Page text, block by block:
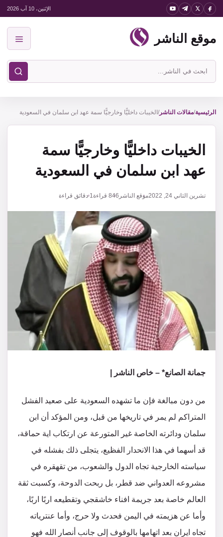
انتقل
المحتوى
الإثنين، 10 آب 2026
موقع الناشر
ابحث
في
الناشر
الرئيسية/مقالات الناشر/ الخيبات داخليًّا وخارجيًّا سمة عهد ابن سلمان في السعودية
الخيبات داخليًّا وخارجيًّا سمة
عهد ابن سلمان في السعودية
تشرين الثاني 24, 2022 موقع الناشر 846 قراءة1 دقائق قراءة
جمانة الصانع* – خاص الناشر |
من دون مبالغة فإن ما تشهده السعودية على صعيد الفشل
المتراكم لم يمر في تاريخها من قبل، ومن المؤكد أن ابن
سلمان ودائرته الخاصة غير المتورعة عن ارتكاب اية حماقة،
قد أسهما في هذا الانحدار الفظيع، يتجلى ذلك بفشله في
سياسته الخارجية تجاه الدول والشعوب، من تقهقره في
مشروعه العدواني ضد قطر، بل ربحت الدوحة، وكسبت ثقة
العالم خاصة بعد جريمة افناء خاشقجي وتقطيعه اربًا اربًا،
وأما عن هزيمته في اليمن فحدث ولا حرج، وأما عنترياته
تجاه ايران بعد اتهامها بالوقوف إلى جانب أنصار الله فهو